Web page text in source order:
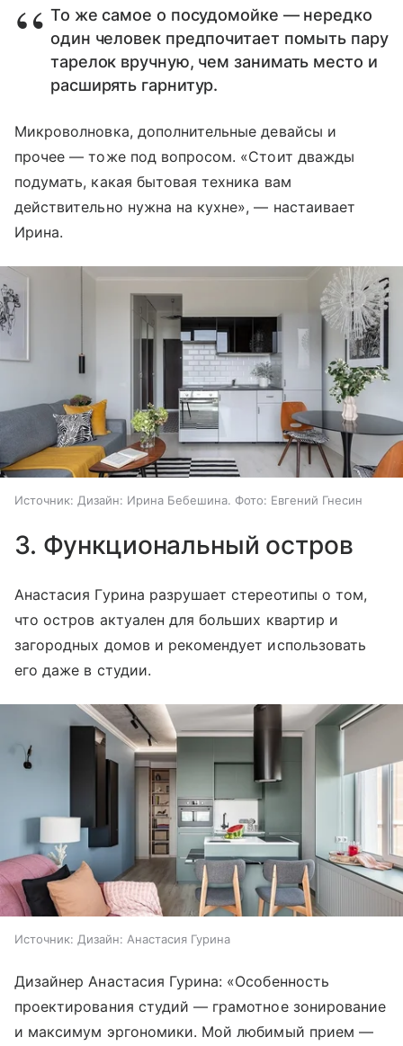
То же самое о посудомойке — нередко
один человек предпочитает помыть пару
тарелок вручную, чем занимать место и
расширять гарнитур.
Микроволновка, дополнительные девайсы и
прочее — тоже под вопросом. «Стоит дважды
подумать, какая бытовая техника вам
действительно нужна на кухне», — настаивает
Ирина.
Источник: Дизайн: Ирина Бебешина. Фото: Евгений Гнесин
3. Функциональный остров
Анастасия Гурина разрушает стереотипы о том,
что остров актуален для больших квартир и
загородных домов и рекомендует использовать
его даже в студии.
Источник: Дизайн: Анастасия Гурина
Дизайнер Анастасия Гурина: «Особенность
проектирования студий — грамотное зонирование
и максимум эргономики. Мой любимый прием —